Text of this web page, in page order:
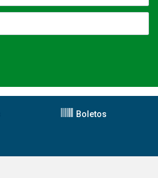
Boletos